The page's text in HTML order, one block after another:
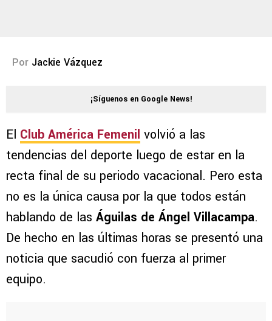
Por Jackie Vázquez
¡Síguenos en Google News!
El Club América Femenil volvió a las
tendencias del deporte luego de estar en la
recta final de su periodo vacacional. Pero esta
no es la única causa por la que todos están
hablando de las Águilas de Ángel Villacampa.
De hecho en las últimas horas se presentó una
noticia que sacudió con fuerza al primer
equipo.